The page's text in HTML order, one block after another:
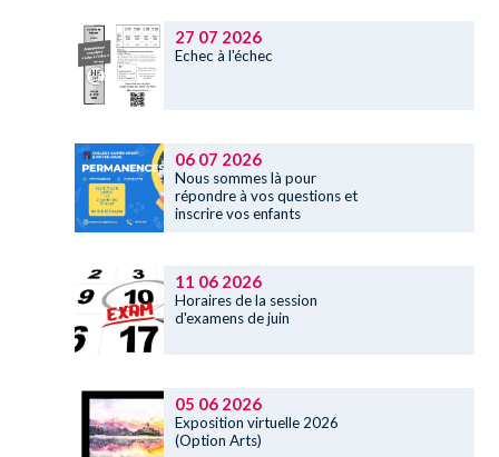
27 07 2026
Echec à l'échec
06 07 2026
Nous sommes là pour
répondre à vos questions et
inscrire vos enfants
11 06 2026
Horaires de la session
d'examens de juin
05 06 2026
Exposition virtuelle 2026
(Option Arts)